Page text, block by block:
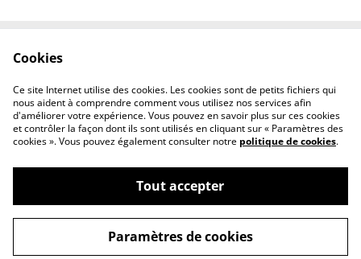
Politique de
confidentialité
Politique de cookies
©2026LE MANGUIER DE LA PAIX
powered by
Cookies
Ce site Internet utilise des cookies. Les cookies sont de petits fichiers qui
nous aident à comprendre comment vous utilisez nos services afin
d'améliorer votre expérience. Vous pouvez en savoir plus sur ces cookies
et contrôler la façon dont ils sont utilisés en cliquant sur « Paramètres des
cookies ». Vous pouvez également consulter notre politique de cookies.
Tout accepter
Paramètres de cookies